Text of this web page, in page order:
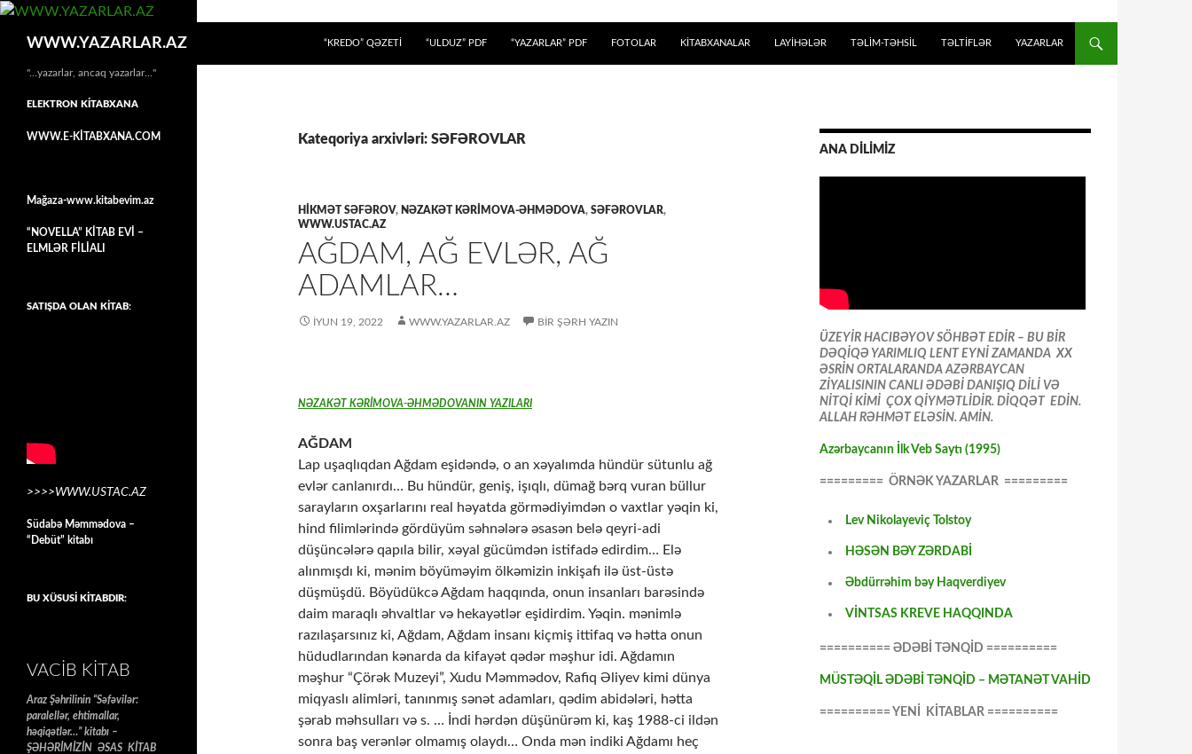
WWW.YAZARLAR.AZ
“KREDO” QƏZETİ
“ULDUZ” PDF “YAZARLAR” PDF FOTOLAR KİTABXANALAR LAYİHƏLƏR TƏLIM-TƏHSIL TƏLTİFLƏR YAZARLAR
Kateqoriya arxivləri: SƏFƏROVLAR
HIKMƏT SƏFƏROV, NƏZAKƏT KƏRIMOVA-ƏHMƏDOVA, SƏFƏROVLAR,
WWW.USTAC.AZ
AĞDAM, AĞ EVLƏR, AĞ
ADAMLAR…
İYUN 19, 2022 WWW.YAZARLAR.AZ BIR ŞƏRH YAZIN
NƏZAKƏT KƏRİMOVA-ƏHMƏDOVANIN YAZILARI
AĞDAM
Lap uşaqlıqdan Ağdam eşidəndə, o an xəyalımda hündür sütunlu ağ
evlər canlanırdı… Bu hündür, geniş, işıqlı, dümağ bərq vuran büllur
sarayların oxşarlarını real həyatda görmədiyimdən o vaxtlar yəqin ki,
hind filimlərində gördüyüm səhnələrə əsasən belə qeyri-adi
düşüncələrə qapıla bilir, xəyal gücümdən istifadə edirdim… Elə
alınmışdı ki, mənim böyüməyim ölkəmizin inkişafı ilə üst-üstə
düşmüşdü. Böyüdükcə Ağdam haqqında, onun insanları barəsində
daim maraqlı əhvaltlar və hekayətlər eşidirdim. Yəqin. mənimlə
razılaşarsınız ki, Ağdam, Ağdam insanı kiçmiş ittifaq və hətta onun
hüdudlarından kənarda da kifayət qədər məşhur idi. Ağdamın
məşhur “Çörək Muzeyi”, Xudu Məmmədov, Rafiq Əliyev kimi dünya
miqyaslı alimləri, tanınmış sənət adamları, qədim abidələri, hətta
şərab məhsulları və s. … İndi hərdən düşünürəm ki, kaş 1988-ci ildən
sonra baş verənlər olmamış olaydı… Onda mən indiki Ağdamı heç
ANA DİLİMİZ
ÜZEYİR HACIBƏYOV SÖHBƏT EDİR – BU BİR
DƏQİQƏ YARIMLIQ LENT EYNİ ZAMANDA XX
ƏSRİN ORTALARANDA AZƏRBAYCAN
ZİYALISININ CANLI ƏDƏBİ DANIŞIQ DİLİ VƏ
NİTQİ KİMİ ÇOX QİYMƏTLİDİR. DİQQƏT EDİN.
ALLAH RƏHMƏT ELƏSİN. AMİN.
Azərbaycanın İlk Veb Saytı (1995)
========= ÖRNƏK YAZARLAR =========
Lev Nikolayeviç Tolstoy
HƏSƏN BƏY ZƏRDABİ
Əbdürrəhim bəy Haqverdiyev
VİNTSAS KREVE HAQQINDA
========== ƏDƏBİ TƏNQİD ==========
MÜSTƏQİL ƏDƏBİ TƏNQİD – MƏTANƏT VAHİD
========== YENİ KİTABLAR ==========
"…yazarlar, ancaq yazarlar…"
ELEKTRON KİTABXANA
WWW.E-KİTABXANA.COM
Mağaza-www.kitabevim.az
“NOVELLA” KİTAB EVİ –
ELMLƏR FİLİALI
SATIŞDA OLAN KİTAB:
>>>>WWW.USTAC.AZ
Südabə Məmmədova –
“Debüt” kitabı
BU XÜSUSİ KİTABDIR:
VACIB KITAB
Araz Şəhrilinin “Səfəvilər:
paralellər, ehtimallar,
həqiqətlər…” kitabı –
ŞƏHƏRİMİZİN ƏSAS KİTAB